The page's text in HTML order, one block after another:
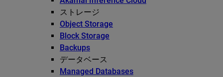
ストレージ
Object Storage
Block Storage
Backups
データベース
Managed Databases